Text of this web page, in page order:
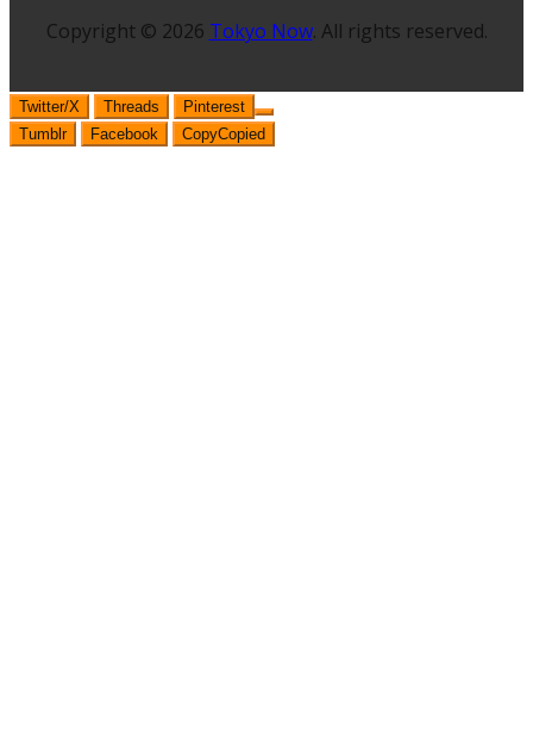
Copyright © 2026 Tokyo Now. All rights reserved.
Twitter/X Threads
Pinterest
Tumblr
Facebook CopyCopied